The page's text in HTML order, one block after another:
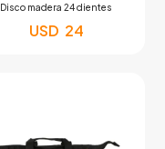
Disco madera 24 dientes
USD 24